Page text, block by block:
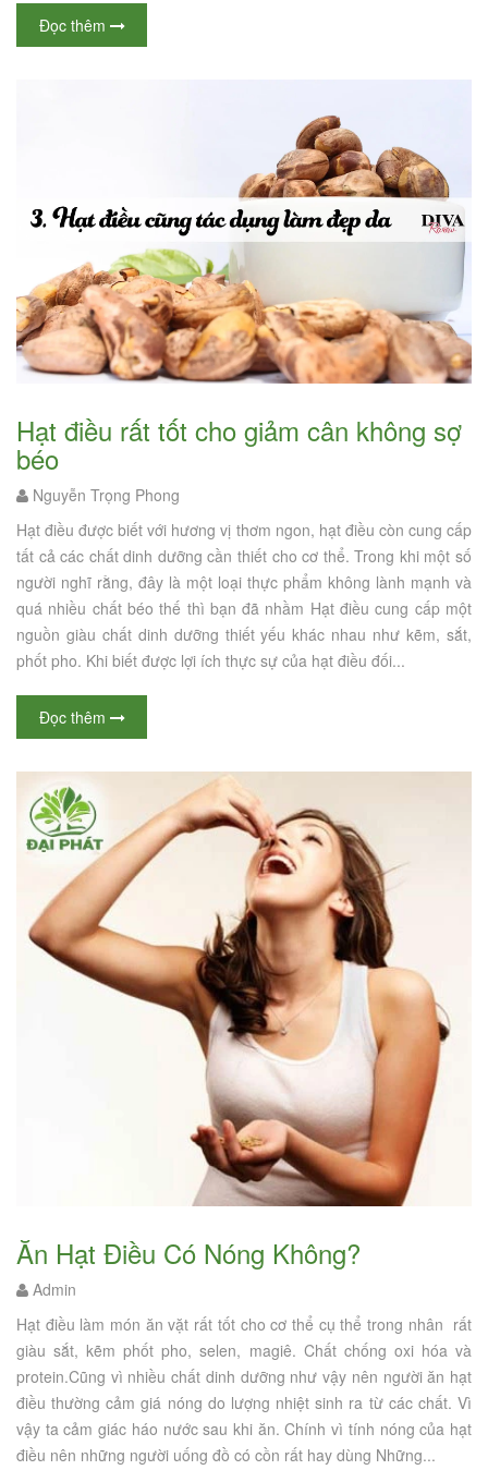
Đọc thêm
Hạt điều rất tốt cho giảm cân không sợ
béo
Nguyễn Trọng Phong
Hạt điều được biết với hương vị thơm ngon, hạt điều còn cung cấp
tất cả các chất dinh dưỡng cần thiết cho cơ thể. Trong khi một số
người nghĩ rằng, đây là một loại thực phẩm không lành mạnh và
quá nhiều chất béo thế thì bạn đã nhầm Hạt điều cung cấp một
nguồn giàu chất dinh dưỡng thiết yếu khác nhau như kẽm, sắt,
phốt pho. Khi biết được lợi ích thực sự của hạt điều đối...
Đọc thêm
Ăn Hạt Điều Có Nóng Không?
Admin
Hạt điều làm món ăn vặt rất tốt cho cơ thể cụ thể trong nhân rất
giàu sắt, kẽm phốt pho, selen, magiê. Chất chống oxi hóa và
protein.Cũng vì nhiều chất dinh dưỡng như vậy nên người ăn hạt
điều thường cảm giá nóng do lượng nhiệt sinh ra từ các chất. Vì
vậy ta cảm giác háo nước sau khi ăn. Chính vì tính nóng của hạt
điều nên những người uống đồ có cồn rất hay dùng Những...